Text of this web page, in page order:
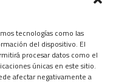
tecnologías como las
del dispositivo. El
procesar datos como el
únicas en este sitio.
afectar negativamente a